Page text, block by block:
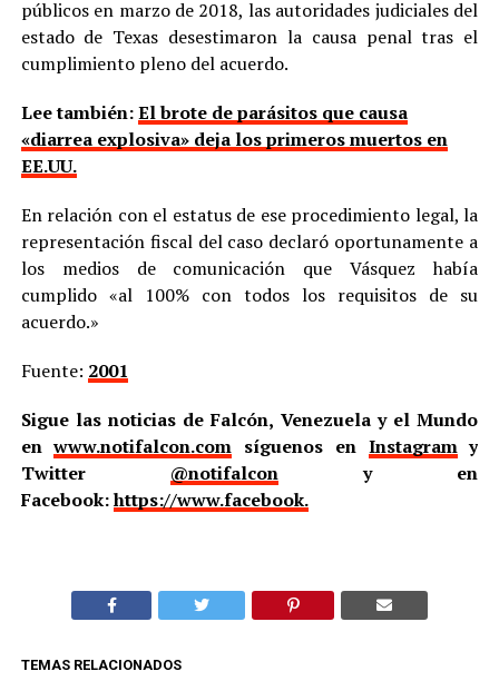
públicos en marzo de 2018, las autoridades judiciales del
estado de Texas desestimaron la causa penal tras el
cumplimiento pleno del acuerdo.
Lee también:El brote de parásitos que causa
«diarrea explosiva» deja los primeros muertos en
EE.UU.
En relación con el estatus de ese procedimiento legal, la
representación fiscal del caso declaró oportunamente a
los medios de comunicación que Vásquez había
cumplido «al 100% con todos los requisitos de su
acuerdo.»
Fuente: 2001
Sigue las noticias de Falcón, Venezuela y el Mundo
enwww.notifalcon.com síguenos en Instagramy
Twitter @notifalcony en
Facebook:https://www.facebook.
TEMAS RELACIONADOS